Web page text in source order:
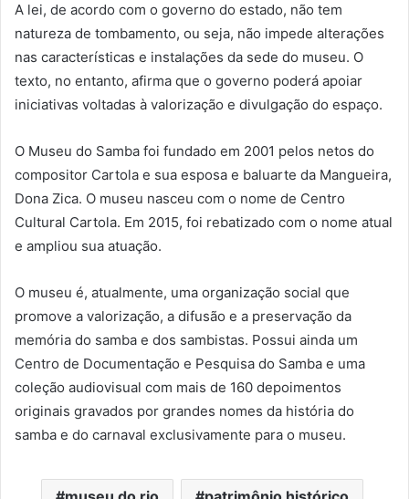
A lei, de acordo com o governo do estado, não tem
natureza de tombamento, ou seja, não impede alterações
nas características e instalações da sede do museu. O
texto, no entanto, afirma que o governo poderá apoiar
iniciativas voltadas à valorização e divulgação do espaço.
O Museu do Samba foi fundado em 2001 pelos netos do
compositor Cartola e sua esposa e baluarte da Mangueira,
Dona Zica. O museu nasceu com o nome de Centro
Cultural Cartola. Em 2015, foi rebatizado com o nome atual
e ampliou sua atuação.
O museu é, atualmente, uma organização social que
promove a valorização, a difusão e a preservação da
memória do samba e dos sambistas. Possui ainda um
Centro de Documentação e Pesquisa do Samba e uma
coleção audiovisual com mais de 160 depoimentos
originais gravados por grandes nomes da história do
samba e do carnaval exclusivamente para o museu.